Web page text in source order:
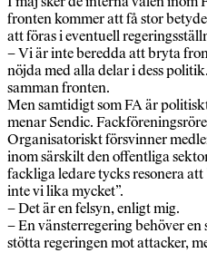
fronten kommer att få stor
att föras i eventuell
– Vi är inte beredda att bryta
nöjda med alla delar i dess
samman fronten.
Men samtidigt som FA är
menar Sendic.
Organisatoriskt försvinner
inom särskilt den offentliga
fackliga ledare tycks resonera
inte vi lika mycket”.
– Det är en felsyn, enligt mig.
– En vänsterregering behöver
stötta regeringen mot attacker,